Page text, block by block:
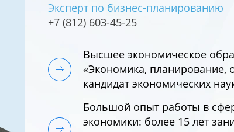
Эксперт по бизнес-планированию
+7 (812) 603-45-25
Высшее экономическое
«Экономика, планирование,
кандидат экономических
Большой опыт работы в
экономики: более 15 лет